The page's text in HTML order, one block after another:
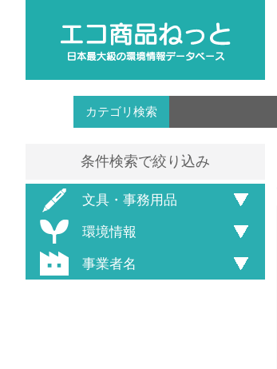
カテゴリ検索
条件検索で絞り込み
文具・事務用品
環境情報
事業者名